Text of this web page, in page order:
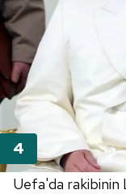
Uefa'da rakibinin